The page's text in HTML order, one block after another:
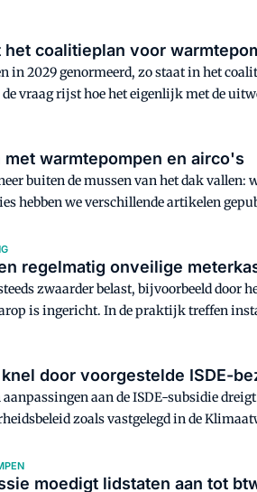
het coalitieplan voor
in 2029 genormeerd, zo staat in het
de vraag rijst hoe het eigenlijk met de
warmtepompen en airco's
buiten de mussen van het dak
hebben we verschillende artikelen
regelmatig onveilige
zwaarder belast, bijvoorbeeld door
is ingericht. In de praktijk treffen
door voorgestelde ISDE-
aanpassingen aan de ISDE-subsidie
zoals vastgelegd in de